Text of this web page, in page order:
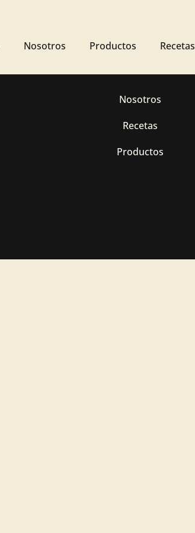
Nosotros Productos Recetas
Nosotros
Recetas
Productos